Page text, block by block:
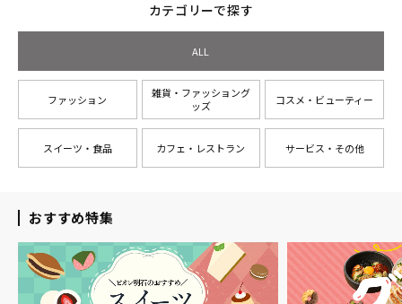
カテゴリーで探す
ALL
ファッション
雑貨・ファッショング
ッズ
コスメ・ビューティー
スイーツ・食品 カフェ・レストラン サービス・その他
おすすめ特集